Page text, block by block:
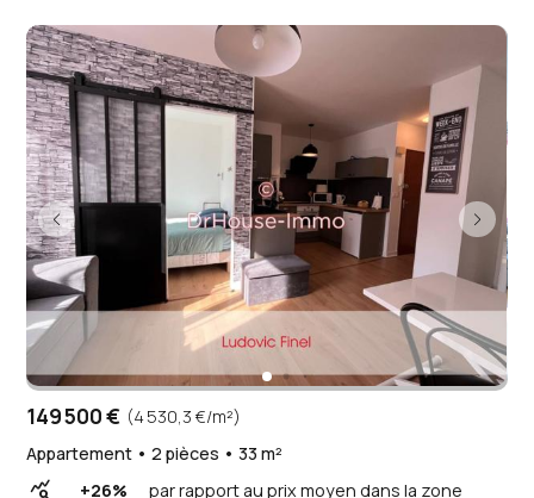
149 500 € (4 530,3 €/m²)
Appartement • 2 pièces • 33 m²
query_stats +26% par rapport au prix moyen dans la zone